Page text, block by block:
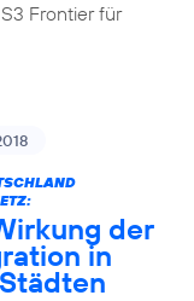
Frontier für
der
in